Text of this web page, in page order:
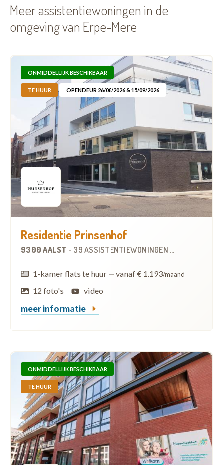
Meer assistentiewoningen in de
omgeving van Erpe-Mere
ONMIDDELLIJK BESCHIKBAAR
TE HUUR OPENDEUR 26/08/2026 & 15/09/2026
Residentie Prinsenhof
9300 AALST - 39 ASSISTENTIEWONINGEN OP
1-kamer flats te huur — vanaf € 1.193/maand
12 foto's video
meer informatie
ONMIDDELLIJK BESCHIKBAAR
TE HUUR